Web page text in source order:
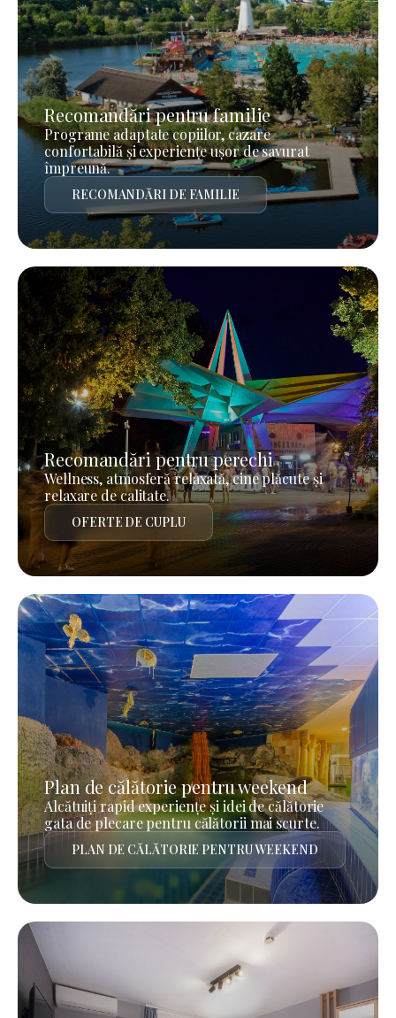
Recomandări pentru familie
Programe adaptate copiilor, cazare
confortabilă și experiențe ușor de savurat
împreună.
RECOMANDĂRI DE FAMILIE
Recomandări pentru perechi
Wellness, atmosferă relaxată, cine plăcute și
relaxare de calitate.
OFERTE DE CUPLU
Plan de călătorie pentru weekend
Alcătuiți rapid experiențe și idei de călătorie
gata de plecare pentru călătorii mai scurte.
PLAN DE CĂLĂTORIE PENTRU WEEKEND